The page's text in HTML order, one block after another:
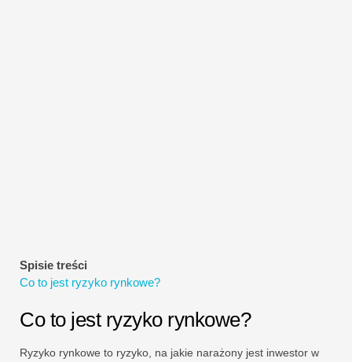
Spisie treści
Co to jest ryzyko rynkowe?
Co to jest ryzyko rynkowe?
Ryzyko rynkowe to ryzyko, na jakie narażony jest inwestor w